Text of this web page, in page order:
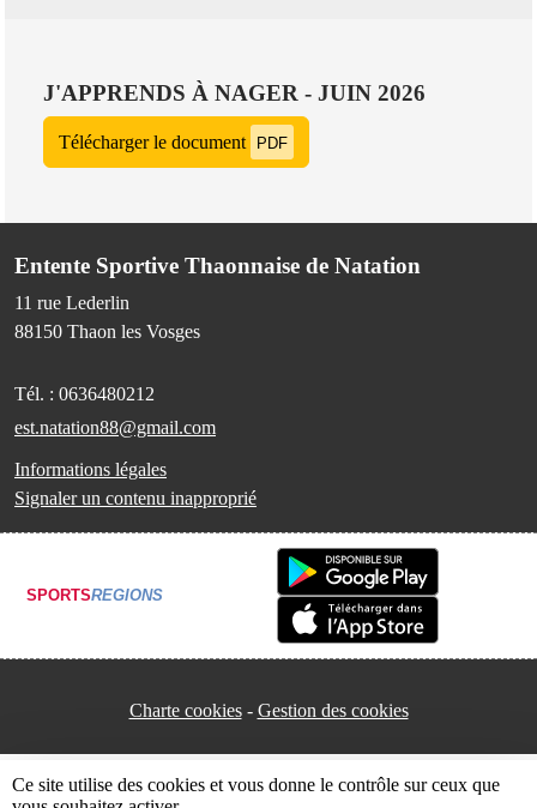
J'APPRENDS À NAGER - JUIN 2026
Télécharger le document PDF
Entente Sportive Thaonnaise de Natation
11 rue Lederlin
88150 Thaon les Vosges
Tél. : 0636480212
est.natation88@gmail.com
Informations légales
Signaler un contenu inapproprié
SPORTSREGIONS
Charte cookies Gestion des cookies
Ce site utilise des cookies et vous donne le contrôle sur ceux que